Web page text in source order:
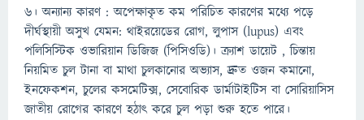
৬। অন্যান্য কারণ : অপেক্ষাকৃত কম পরিচিত কারণের মধ্যে পড়ে
দীর্ঘস্থায়ী অসুখ যেমন: থাইরয়েডের রোগ, লুপাস (lupus) এবং
পলিসিস্টিক ওভারিয়ান ডিজিজ (পিসিওডি)। ক্র্যাশ ডায়েট , চিন্তায়
নিয়মিত চুল টানা বা মাথা চুলকানোর অভ্যাস, দ্রুত ওজন কমানো,
ইনফেকশন, চুলের কসমেটিক্স, সেবোরিক ডার্মাটাইটিস বা সোরিয়াসিস
জাতীয় রোগের কারণে হঠাৎ করে চুল পড়া শুরু হতে পারে।